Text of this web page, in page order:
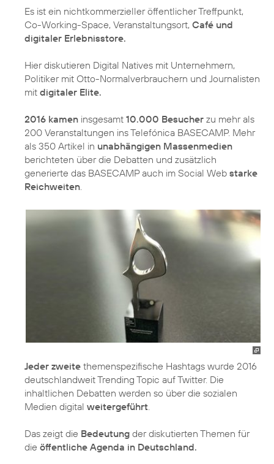
Es ist ein nichtkommerzieller öffentlicher Treffpunkt,
Co-Working-Space, Veranstaltungsort, Café und
digitaler Erlebnisstore.
Hier diskutieren Digital Natives mit Unternehmern,
Politiker mit Otto-Normalverbrauchern und Journalisten
mit digitaler Elite.
2016 kamen insgesamt 10.000 Besucher zu mehr als
200 Veranstaltungen ins Telefónica BASECAMP. Mehr
als 350 Artikel in unabhängigen Massenmedien
berichteten über die Debatten und zusätzlich
generierte das BASECAMP auch im Social Web starke
Reichweiten.
Jeder zweite themenspezifische Hashtags wurde 2016
deutschlandweit Trending Topic auf Twitter. Die
inhaltlichen Debatten werden so über die sozialen
Medien digital weitergeführt
Das zeigt die Bedeutung der diskutierten Themen für
die öffentliche Agenda in Deutschland.